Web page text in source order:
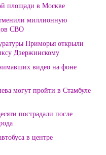
площади в Москве
миллионную
СВО
Приморья открыли
Дзержинскому
видео на фоне
могут пройти в Стамбуле
пострадали после
в центре